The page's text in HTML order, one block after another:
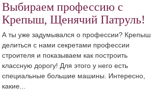
Выбираем профессию с
Крепыш, Щенячий Патруль!
А ты уже задумывался о профессии? Крепыш
делиться с нами секретами профессии
строителя и показываем как построить
классную дорогу! Для этого у него есть
специальные большие машины. Интересно,
какие...